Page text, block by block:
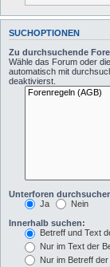
SUCHOPTIONEN
Zu durchsuchende
Wähle das Forum oder
automatisch mit
deaktivierst.
Unterforen
Ja
Nein
Innerhalb suchen:
Betreff und Text
Nur im Text der
Nur im Betreff